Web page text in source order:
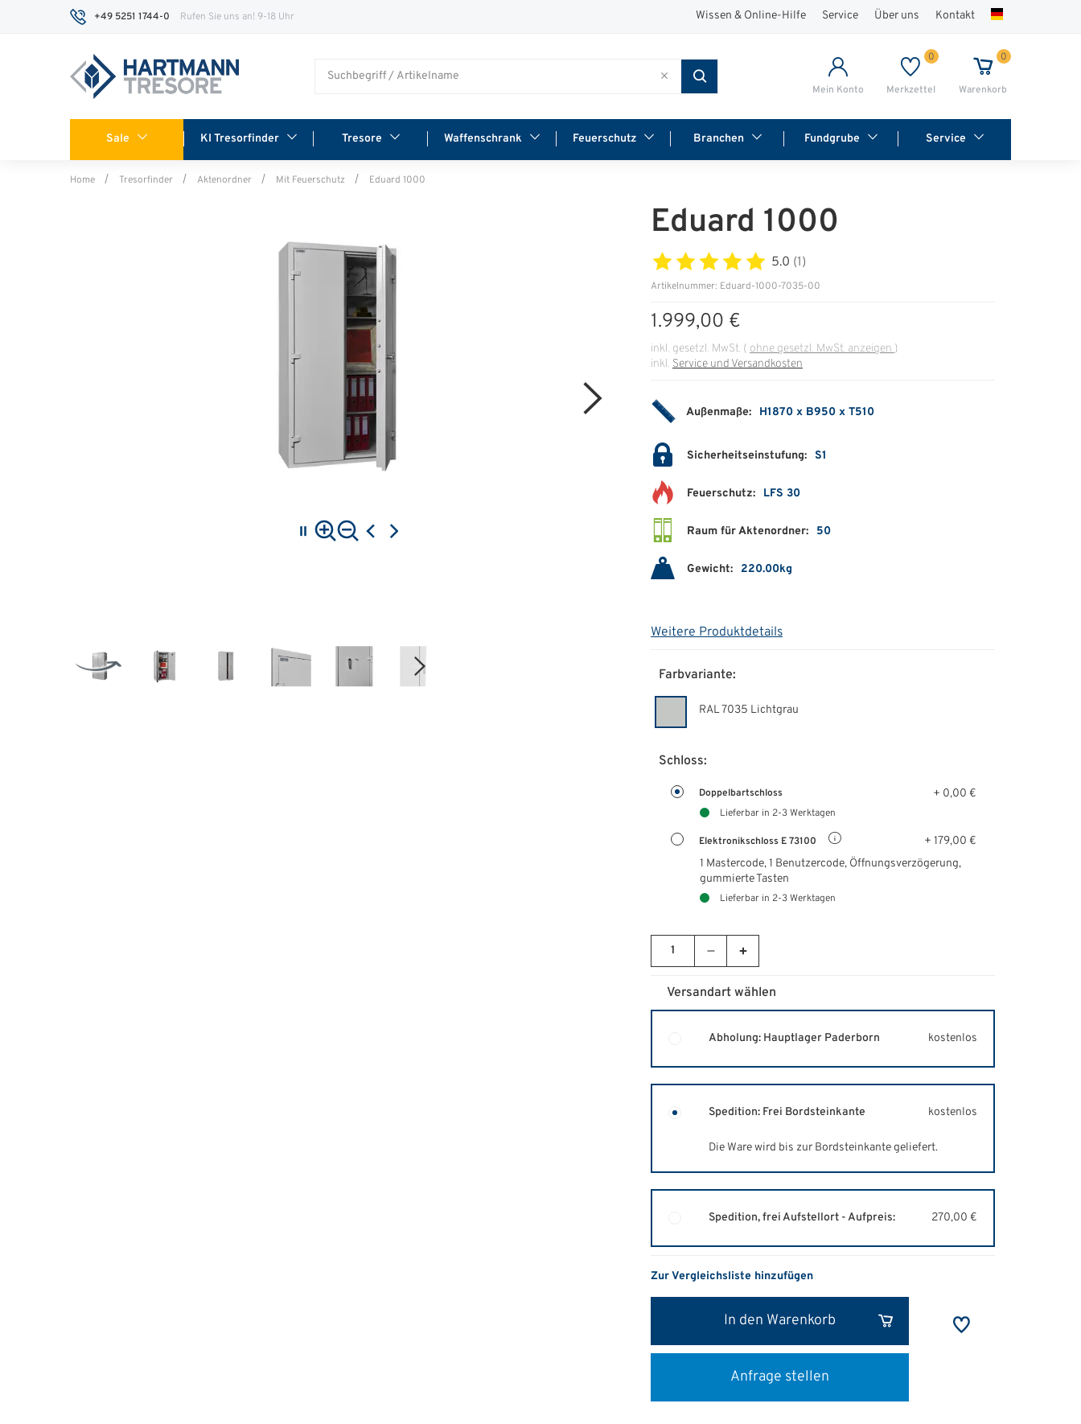
+49 5251 1744-0 Rufen Sie uns an! 9-18 Uhr Wissen & Online-Hilfe Service Über uns Kontakt
Mein Konto
0
Merkzettel
0
Warenkorb
Sale KI Tresorfinder Tresore Waffenschrank Feuerschutz Branchen Fundgrube Service
Home Tresorfinder Aktenordner Mit Feuerschutz Eduard 1000
Eduard 1000
5.0 (1)
Artikelnummer: Eduard-1000-7035-00
1.999,00 €
inkl. gesetzl. MwSt. ( ohne gesetzl. MwSt. anzeigen )
inkl. Service und Versandkosten
Außenmaße: H1870 x B950 x T510
Sicherheitseinstufung: S1
Feuerschutz: LFS 30
Raum für Aktenordner: 50
Gewicht: 220.00kg
Weitere Produktdetails
Farbvariante:
RAL 7035 Lichtgrau
Schloss:
Doppelbartschloss + 0,00 €
Lieferbar in 2-3 Werktagen
Elektronikschloss E 73100
+ 179,00 €
1 Mastercode, 1 Benutzercode, Öffnungsverzögerung,
gummierte Tasten
Lieferbar in 2-3 Werktagen
Versandart wählen
Abholung: Hauptlager Paderborn kostenlos
Spedition: Frei Bordsteinkante kostenlos
Die Ware wird bis zur Bordsteinkante geliefert.
Spedition, frei Aufstellort - Aufpreis: 270,00 €
Zur Vergleichsliste hinzufügen
In den Warenkorb
Anfrage stellen